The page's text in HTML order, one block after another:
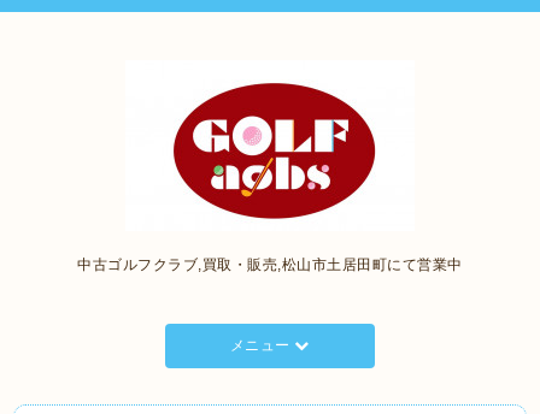
中古ゴルフクラブ,買取・販売,松山市土居田町にて営業中
メニュー